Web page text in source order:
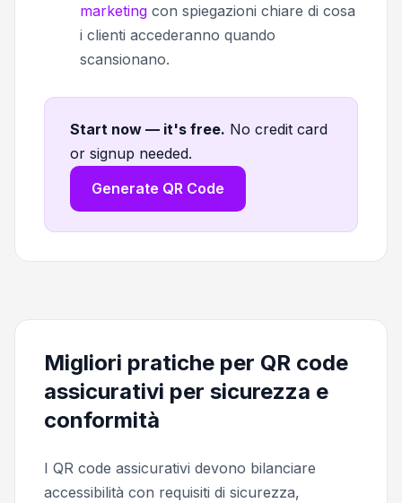
marketing con spiegazioni chiare di cosa
i clienti accederanno quando
scansionano.
Start now — it's free. No credit card
or signup needed.
Generate QR Code
Migliori pratiche per QR code
assicurativi per sicurezza e
conformità
I QR code assicurativi devono bilanciare
accessibilità con requisiti di sicurezza,